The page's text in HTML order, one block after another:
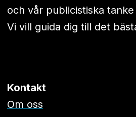
och vår publicistiska
Vi vill guida dig till det
Kontakt
Om oss